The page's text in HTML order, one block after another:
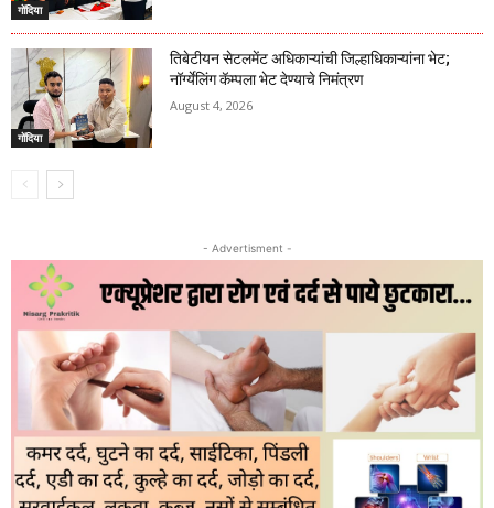
गोंदिया
गोंदिया
तिबेटीयन सेटलमेंट अधिकाऱ्यांची जिल्हाधिकाऱ्यांना भेट;
नॉर्ग्येलिंग कॅम्पला भेट देण्याचे निमंत्रण
August 4, 2026
- Advertisment -